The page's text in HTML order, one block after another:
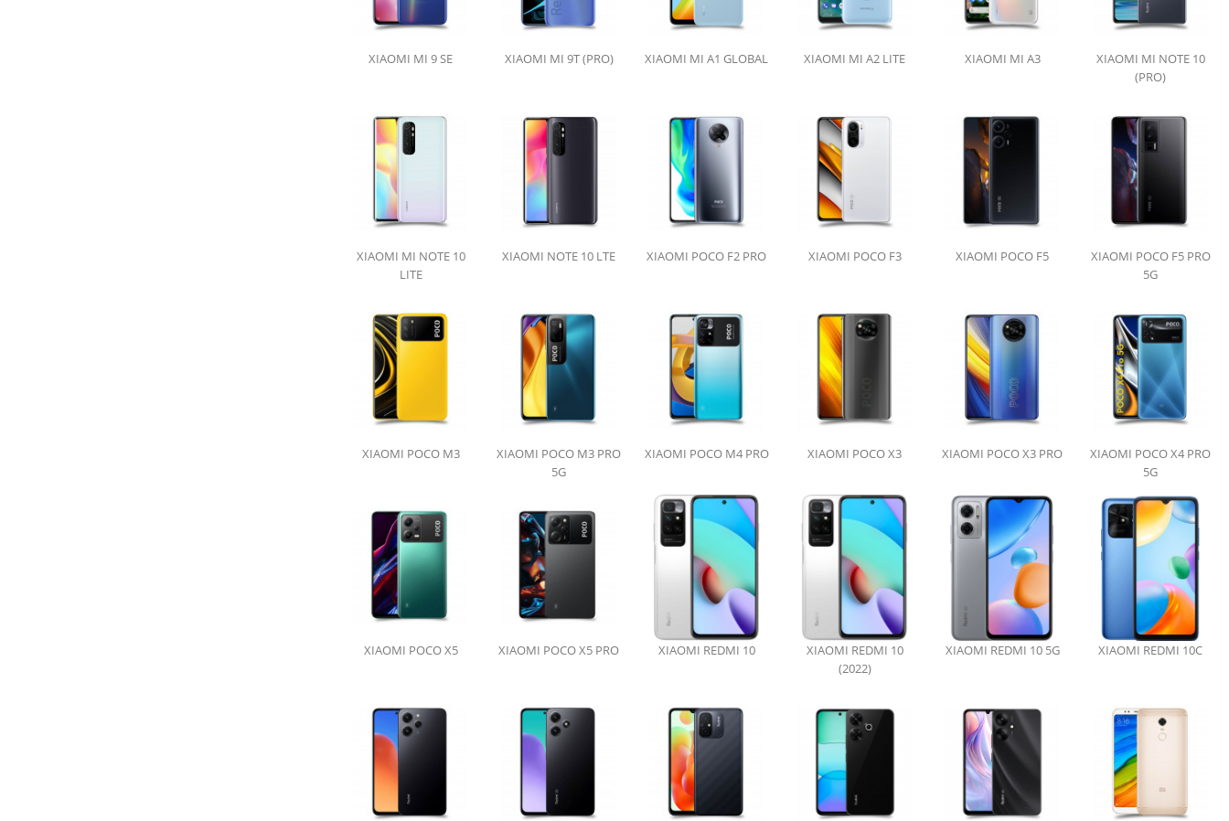
XIAOMI MI 9 SE XIAOMI MI 9T (PRO) XIAOMI MI A1 GLOBAL XIAOMI MI A2 LITE XIAOMI MI A3
XIAOMI MI NOTE 10
(PRO)
XIAOMI MI NOTE 10
LITE
XIAOMI NOTE 10 LTE XIAOMI POCO F2 PRO XIAOMI POCO F3 XIAOMI POCO F5
XIAOMI POCO F5 PRO
5G
XIAOMI POCO M3
XIAOMI POCO M3 PRO
5G
XIAOMI POCO M4 PRO XIAOMI POCO X3 XIAOMI POCO X3 PRO
XIAOMI POCO X4 PRO
5G
XIAOMI POCO X5 XIAOMI POCO X5 PRO XIAOMI REDMI 10
XIAOMI REDMI 10
(2022)
XIAOMI REDMI 10 5G XIAOMI REDMI 10C